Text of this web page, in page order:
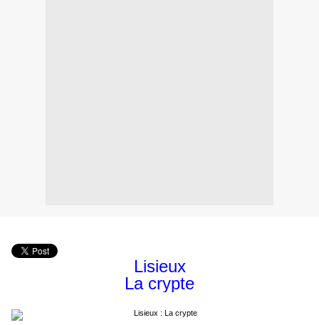
Lisieux
La crypte